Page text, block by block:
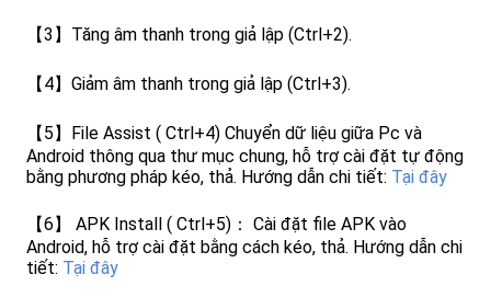
【3】Tăng âm thanh trong giả lập (Ctrl+2).
【4】Giảm âm thanh trong giả lập (Ctrl+3).
【5】File Assist ( Ctrl+4) Chuyển dữ liệu giữa Pc và
Android thông qua thư mục chung, hỗ trợ cài đặt tự động
bằng phương pháp kéo, thả. Hướng dẫn chi tiết: Tại đây
【6】 APK Install ( Ctrl+5)： Cài đặt file APK vào
Android, hỗ trợ cài đặt bằng cách kéo, thả. Hướng dẫn chi
tiết: Tại đây